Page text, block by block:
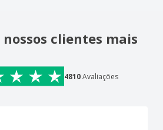
nossos clientes mais
4810Avaliações